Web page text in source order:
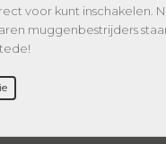
voor kunt inschakelen.
muggenbestrijders